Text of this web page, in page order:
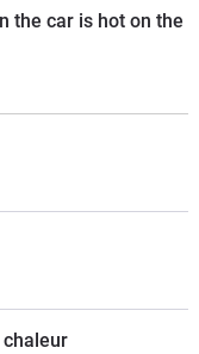
the car is hot on the
chaleur